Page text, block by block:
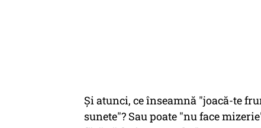
Şi atunci, ce înseamnă "joacă-te
sunete"? Sau poate "nu face